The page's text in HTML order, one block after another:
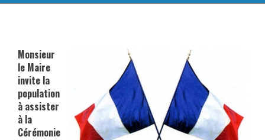
Monsieur
le Maire
invite la
population
à assister
à la
Cérémonie